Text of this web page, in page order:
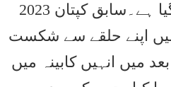
کابینہ میں شامل کیا گیا ہے۔سابق کپتان 2023
اپنے حلقے سے شکست
میں انہیں کابینہ میں